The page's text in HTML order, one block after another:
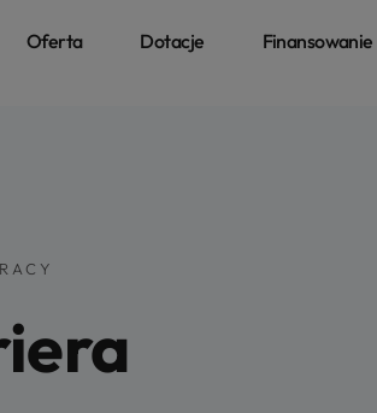
Oferta Dotacje Finansowanie